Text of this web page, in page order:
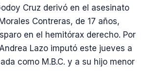
Cruz derivó en el asesinato
Contreras, de 17 años,
en el hemitórax derecho. Por
Lazo imputó este jueves a
como M.B.C. y a su hijo menor